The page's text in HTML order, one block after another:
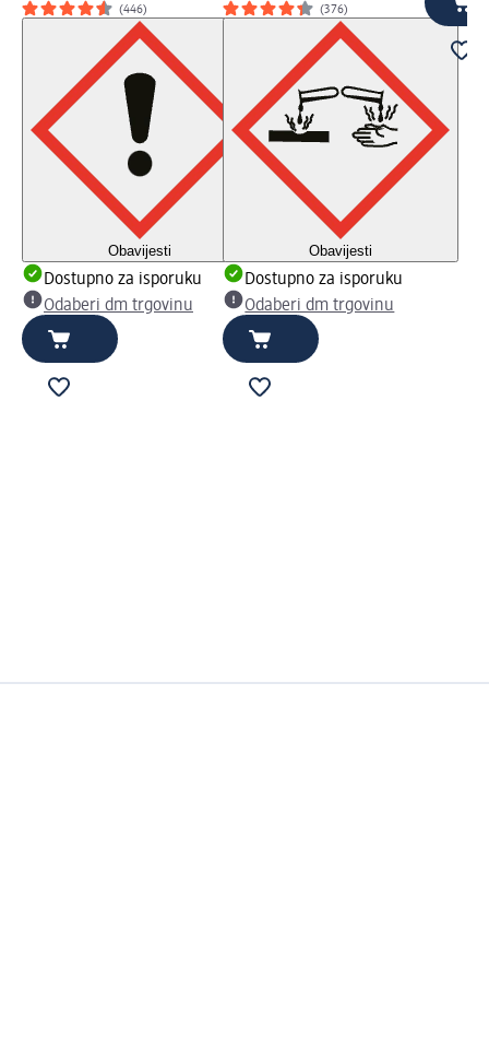
(446)
Obavijesti
Dostupno za isporuku
Odaberi dm trgovinu
(376)
Obavijesti
Dostupno za isporuku
Odaberi dm trgovinu